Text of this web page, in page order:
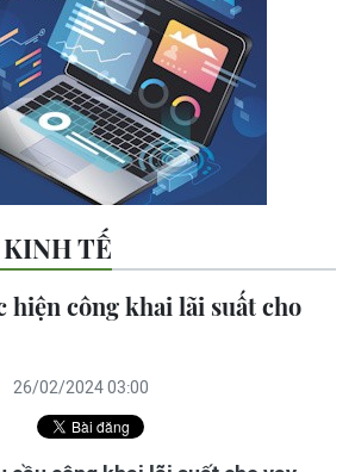
KINH TẾ
hiện công khai lãi suất cho
26/02/2024 03:00